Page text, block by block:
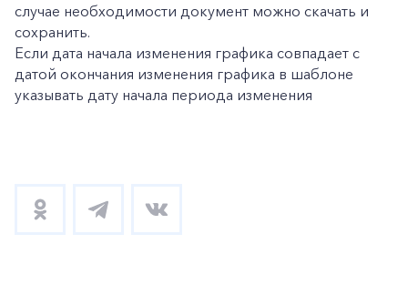
случае необходимости документ можно скачать и
сохранить.
Если дата начала изменения графика совпадает с
датой окончания изменения графика в шаблоне
указывать дату начала периода изменения